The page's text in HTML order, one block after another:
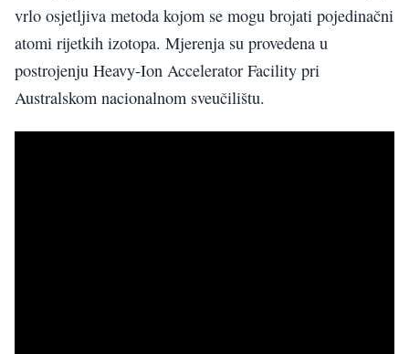
vrlo osjetljiva metoda kojom se mogu brojati pojedinačni
atomi rijetkih izotopa. Mjerenja su provedena u
postrojenju Heavy-Ion Accelerator Facility pri
Australskom nacionalnom sveučilištu.